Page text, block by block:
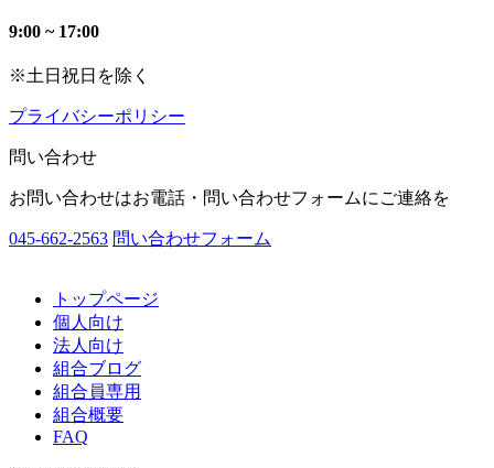
9:00 ~ 17:00
※土日祝日を除く
プライバシーポリシー
問い合わせ
お問い合わせはお電話・問い合わせフォームにご連絡を
045-662-2563 問い合わせフォーム
トップページ
個人向け
法人向け
組合ブログ
組合員専用
組合概要
FAQ